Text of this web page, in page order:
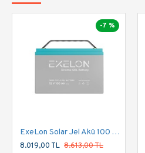
DATASHEET
-7 %
ExeLon Solar Jel Akü 100 Ah 12V Deep Cycle Uzun Ömürlü
8.019,00 TL 8.613,00 TL